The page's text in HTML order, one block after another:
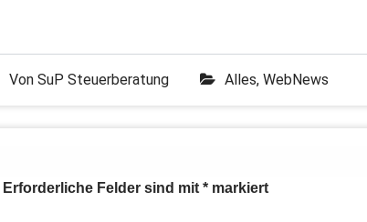
Von SuP Steuerberatung Alles, WebNews
Erforderliche Felder sind mit * markiert